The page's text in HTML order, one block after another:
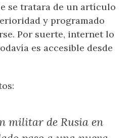
se tratara de un artículo
y programado
Por suerte, internet lo
es accesible desde
militar de Rusia en